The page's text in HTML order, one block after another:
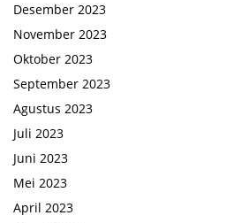
Desember 2023
November 2023
Oktober 2023
September 2023
Agustus 2023
Juli 2023
Juni 2023
Mei 2023
April 2023